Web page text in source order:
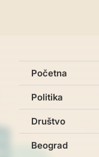
Početna
Politika
Društvo
Beograd